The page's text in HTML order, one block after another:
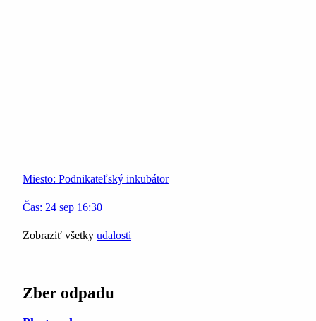
Miesto: Podnikateľský inkubátor
Čas: 24 sep 16:30
Zobraziť všetky udalosti
Zber odpadu